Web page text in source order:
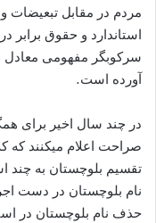
مردم در مقابل تبعیضات و
استاندارد و حقوق
سرکوبگر مفھومی معادل
آورده است.
در چند سال اخیر برای
صراحت اعلام میکنند
تقسیم بلوچستان به
نام بلوچستان در دست
حذف نام بلوچستان در